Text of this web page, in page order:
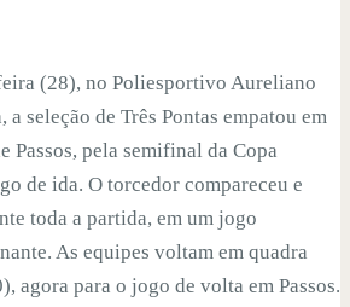
(28), no Poliesportivo Aureliano
a seleção de Três Pontas empatou em
Passos, pela semifinal da Copa
de ida. O torcedor compareceu e
toda a partida, em um jogo
As equipes voltam em quadra
agora para o jogo de volta em Passos.